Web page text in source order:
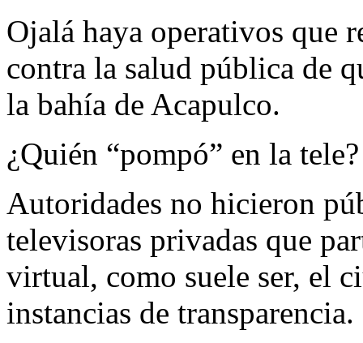
Ojalá haya operativos que
contra la salud pública de
la bahía de Acapulco.
¿Quién “pompó” en la tele?
Autoridades no hicieron
televisoras privadas que
virtual, como suele ser, el
instancias de transparencia.